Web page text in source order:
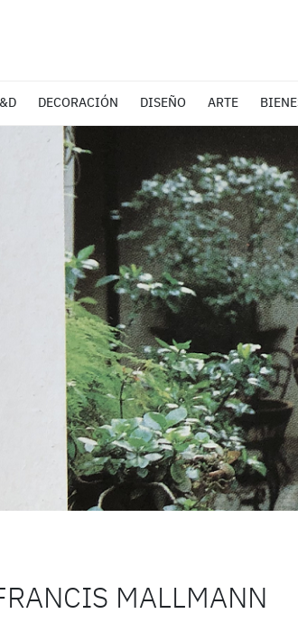
DECORACIÓN DISEÑO ARTE
MALLMANN